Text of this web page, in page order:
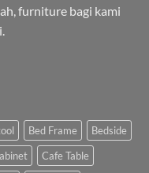
furniture bagi kami
Bed Frame
Bedside
Cafe Table